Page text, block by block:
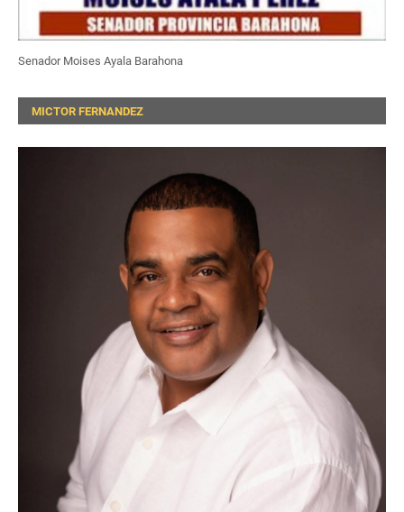
Senador Moises Ayala Barahona
MICTOR FERNANDEZ